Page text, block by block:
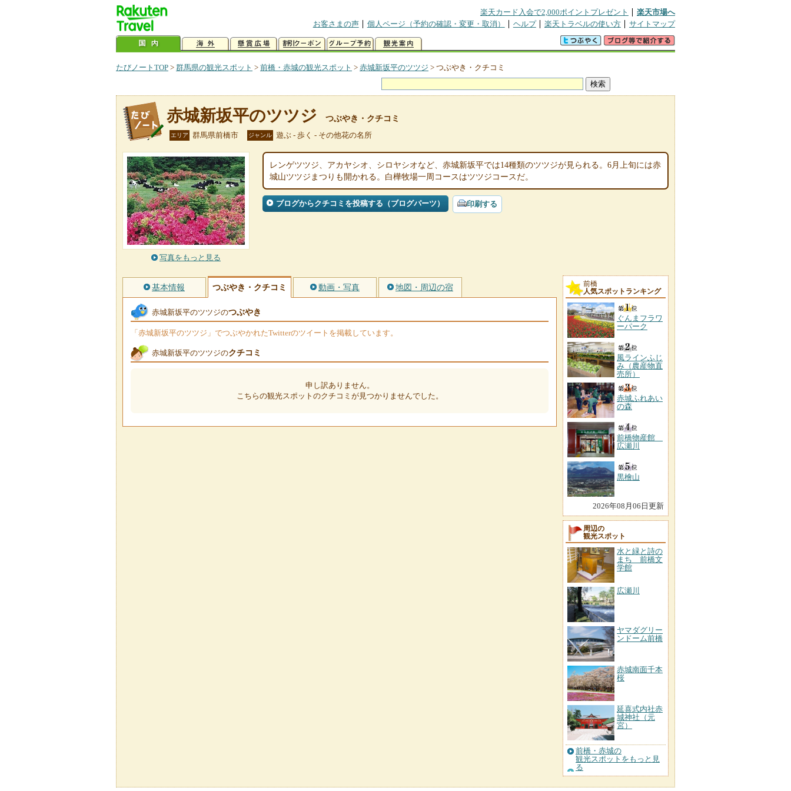
楽天カード入会で2,000ポイントプレゼント
楽天市場へ
お客さまの声
個人ページ（予約の確認・変更・取消） ヘルプ 楽天トラベルの使い方 サイトマップ
たびノートTOP > 群馬県の観光スポット > 前橋・赤城の観光スポット > 赤城新坂平のツツジ > つぶやき・クチコミ
赤城新坂平のツツジ つぶやき・クチコミ
エリア 群馬県前橋市 ジャンル 遊ぶ - 歩く - その他花の名所
写真をもっと見る
レンゲツツジ、アカヤシオ、シロヤシオなど、赤城新坂平では14種類のツツジが見られる。6月上旬には赤
城山ツツジまつりも開かれる。白樺牧場一周コースはツツジコースだ。
ブログからクチコミを投稿する（ブログパーツ） 印刷する
基本情報 つぶやき・クチコミ 動画・写真 地図・周辺の宿
赤城新坂平のツツジのつぶやき
「赤城新坂平のツツジ」でつぶやかれたTwitterのツイートを掲載しています。
赤城新坂平のツツジのクチコミ
申し訳ありません。
こちらの観光スポットのクチコミが見つかりませんでした。
前橋
人気スポットランキング
ぐんまフラワ
ーパーク
風ラインふじ
み（農産物直
売所）
赤城ふれあい
の森
前橋物産館
広瀬川
黒檜山
2026年08月06日更新
周辺の
観光スポット
水と緑と詩の
まち 前橋文
学館
広瀬川
ヤマダグリー
ンドーム前橋
赤城南面千本
桜
延喜式内社赤
城神社（元
宮）
前橋・赤城の
観光スポットをもっと見
る